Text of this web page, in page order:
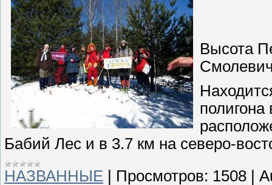
Высота
Бабий Лес и в 3.7 км на северо-
НАЗВАННЫЕ
Просмотров: 1508